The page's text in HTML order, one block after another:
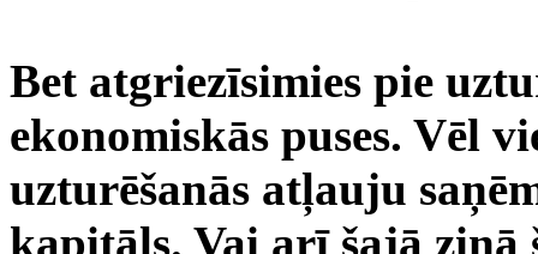
Bet atgriezīsimies pie
ekonomiskās puses. Vēl
uzturēšanās atļauju
kapitāls. Vai arī šajā